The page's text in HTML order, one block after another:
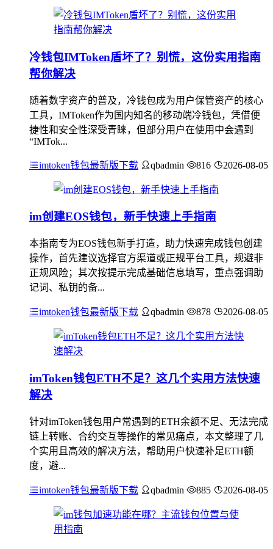
冷钱包IMToken盾坏了？别慌，这份实用指南
帮你解决
随着数字资产的普及，冷钱包成为用户保管资产的核心
工具，IMToken作为国内知名的移动端冷钱包，凭借便
捷性和安全性深受青睐，但部分用户在使用中会遇到
“IMTok...
imtoken钱包最新版下载 qbadmin 816 2026-08-05
im创建EOS钱包，新手快速上手指南
本指南专为EOS钱包新手打造，助力快速完成钱包创建
操作，首先建议选择官方渠道或正规平台工具，规避非
正规风险；其次按提示完成基础信息填写，重点强调助
记词、私钥的备...
imtoken钱包最新版下载 qbadmin 878 2026-08-05
imToken钱包ETH不足？这几个实用方法快速
解决
针对imToken钱包用户常遇到的ETH余额不足、无法完成
链上转账、合约交互等操作的常见痛点，本文整理了几
个实用且高效的解决方法，帮助用户快速补足ETH额
度，避...
imtoken钱包最新版下载 qbadmin 885 2026-08-05